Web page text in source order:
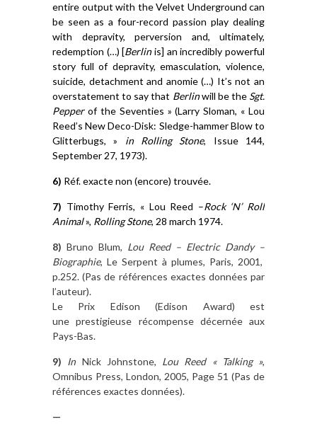
entire output with the Velvet Underground can
be seen as a four-record passion play dealing
with depravity, perversion and, ultimately,
redemption (…)[Berlinis] an incredibly powerful
story full of depravity, emasculation, violence,
suicide, detachment and anomie(…) It’s not an
overstatement to say that Berlinwill be the Sgt.
Pepperof the Seventies »(Larry Sloman, « Lou
Reed’s New Deco-Disk: Sledge-hammer Blow to
Glitterbugs, » in Rolling Stone, Issue 144,
September 27, 1973).
6) Réf.exacte non (encore) trouvée.
7) Timothy Ferris, « Lou Reed –Rock ‘N’ Roll
Animal», Rolling Stone, 28 march 1974.
8) Bruno Blum, Lou Reed – Electric Dandy –
Biographie, Le Serpent à plumes, Paris, 2001,
p.252. (Pas de références exactes données par
l’auteur).
Le Prix Edison (Edison Award) est
une prestigieuse récompense décernée aux
Pays-Bas.
9) InNick Johnstone, Lou Reed « Talking »,
Omnibus Press, London, 2005, Page 51 (Pas de
références exactes données).
—